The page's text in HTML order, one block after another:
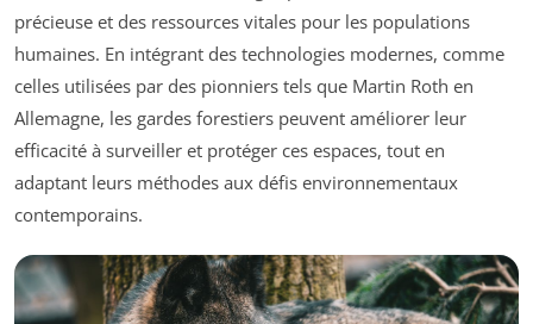
précieuse et des ressources vitales pour les populations
humaines. En intégrant des technologies modernes, comme
celles utilisées par des pionniers tels que Martin Roth en
Allemagne, les gardes forestiers peuvent améliorer leur
efficacité à surveiller et protéger ces espaces, tout en
adaptant leurs méthodes aux défis environnementaux
contemporains.